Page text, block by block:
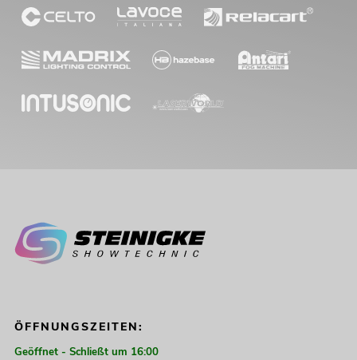
ÖFFNUNGSZEITEN:
Geöffnet - Schließt um 16:00